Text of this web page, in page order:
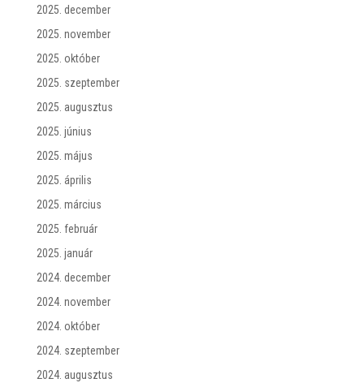
2025. december
2025. november
2025. október
2025. szeptember
2025. augusztus
2025. június
2025. május
2025. április
2025. március
2025. február
2025. január
2024. december
2024. november
2024. október
2024. szeptember
2024. augusztus